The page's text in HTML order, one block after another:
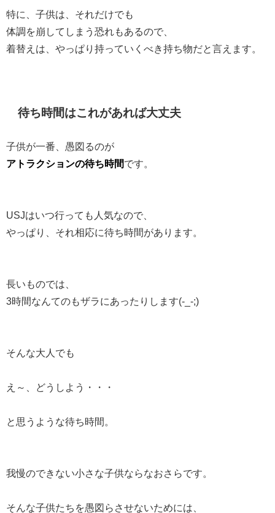
特に、子供は、それだけでも
体調を崩してしまう恐れもあるので、
着替えは、やっぱり持っていくべき持ち物だと言えます。
待ち時間はこれがあれば大丈夫
子供が一番、愚図るのが
アトラクションの待ち時間です。
USJはいつ行っても人気なので、
やっぱり、それ相応に待ち時間があります。
長いものでは、
3時間なんてのもザラにあったりします(-_-;)
そんな大人でも
え～、どうしよう・・・
と思うような待ち時間。
我慢のできない小さな子供ならなおさらです。
そんな子供たちを愚図らさせないためには、